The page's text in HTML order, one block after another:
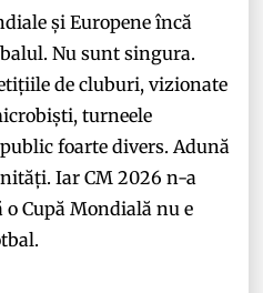
și Europene încă
Nu sunt singura.
de cluburi, vizionate
turneele
foarte divers. Adună
Iar CM 2026 n-a
o Cupă Mondială nu e